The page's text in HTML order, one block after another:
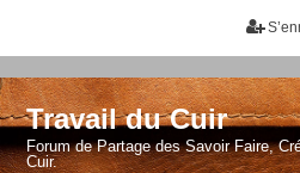
Travail du Cuir
Forum de Partage des Savoir Faire,
Cuir.